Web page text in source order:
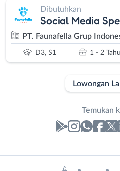
Dibutuhkan
Social Media
PT. Faunafella Grup
D3, S1 1 - 2
Lowongan
Temukan